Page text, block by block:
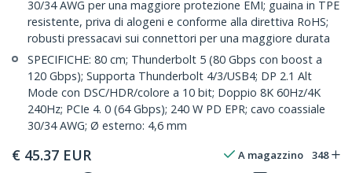
30/34 AWG per una maggiore protezione EMI; guaina in TPE
resistente, priva di alogeni e conforme alla direttiva RoHS;
robusti pressacavi sui connettori per una maggiore durata
SPECIFICHE: 80 cm; Thunderbolt 5 (80 Gbps con boost a
120 Gbps); Supporta Thunderbolt 4/3/USB4; DP 2.1 Alt
Mode con DSC/HDR/colore a 10 bit; Doppio 8K 60Hz/4K
240Hz; PCIe 4. 0 (64 Gbps); 240 W PD EPR; cavo coassiale
30/34 AWG; Ø esterno: 4,6 mm
€ 45.37 EUR A magazzino 348